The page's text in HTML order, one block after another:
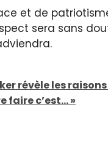
et de
sera sans
révèle les
faire c’est… »